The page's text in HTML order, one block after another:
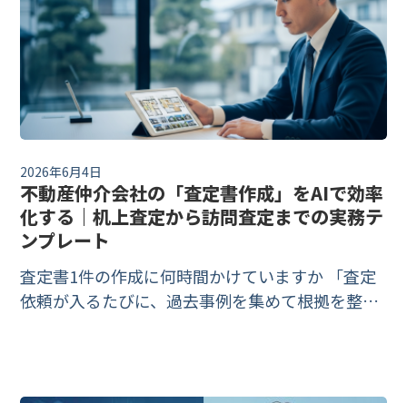
2026年6月4日
不動産仲介会社の「査定書作成」をAIで効率
化する｜机上査定から訪問査定までの実務テ
ンプレート
査定書1件の作成に何時間かけていますか 「査定
依頼が入るたびに、過去事例を集めて根拠を整理